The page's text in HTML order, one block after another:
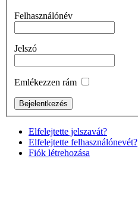
Felhasználónév
Jelszó
Emlékezzen rám
Elfelejtette jelszavát?
Elfelejtette felhasználónevét?
Fiók létrehozása